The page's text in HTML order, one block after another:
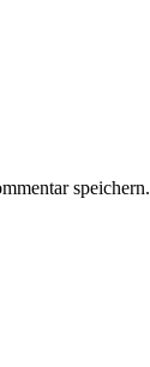
speichern.